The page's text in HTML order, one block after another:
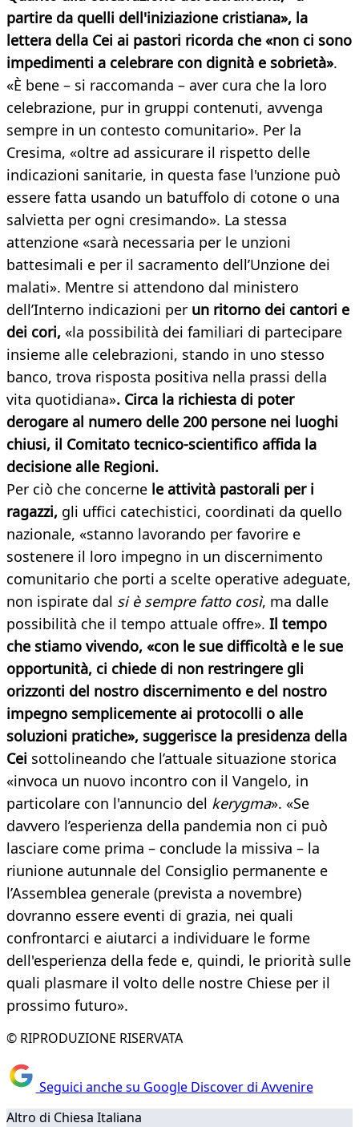
partire da quelli dell'iniziazione cristiana», la
lettera della Cei ai pastori ricorda che «non ci sono
impedimenti a celebrare con dignità e sobrietà».
«È bene – si raccomanda – aver cura che la loro
celebrazione, pur in gruppi contenuti, avvenga
sempre in un contesto comunitario». Per la
Cresima, «oltre ad assicurare il rispetto delle
indicazioni sanitarie, in questa fase l'unzione può
essere fatta usando un batuffolo di cotone o una
salvietta per ogni cresimando». La stessa
attenzione «sarà necessaria per le unzioni
battesimali e per il sacramento dell’Unzione dei
malati». Mentre si attendono dal ministero
dell’Interno indicazioni per un ritorno dei cantori e
dei cori, «la possibilità dei familiari di partecipare
insieme alle celebrazioni, stando in uno stesso
banco, trova risposta positiva nella prassi della
vita quotidiana». Circa la richiesta di poter
derogare al numero delle 200 persone nei luoghi
chiusi, il Comitato tecnico-scientifico affida la
decisione alle Regioni.
Per ciò che concerne le attività pastorali per i
ragazzi, gli uffici catechistici, coordinati da quello
nazionale, «stanno lavorando per favorire e
sostenere il loro impegno in un discernimento
comunitario che porti a scelte operative adeguate,
non ispirate dal si è sempre fatto così, ma dalle
possibilità che il tempo attuale offre». Il tempo
che stiamo vivendo, «con le sue difficoltà e le sue
opportunità, ci chiede di non restringere gli
orizzonti del nostro discernimento e del nostro
impegno semplicemente ai protocolli o alle
soluzioni pratiche», suggerisce la presidenza della
Cei sottolineando che l’attuale situazione storica
«invoca un nuovo incontro con il Vangelo, in
particolare con l'annuncio del kerygma». «Se
davvero l’esperienza della pandemia non ci può
lasciare come prima – conclude la missiva – la
riunione autunnale del Consiglio permanente e
l’Assemblea generale (prevista a novembre)
dovranno essere eventi di grazia, nei quali
confrontarci e aiutarci a individuare le forme
dell'esperienza della fede e, quindi, le priorità sulle
quali plasmare il volto delle nostre Chiese per il
prossimo futuro».
© RIPRODUZIONE RISERVATA
Seguici anche su Google Discover di Avvenire
Altro di Chiesa Italiana